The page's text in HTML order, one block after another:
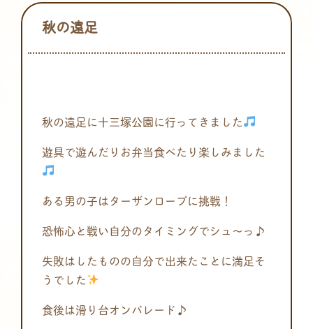
秋の遠足
秋の遠足に十三塚公園に行ってきました
遊具で遊んだりお弁当食べたり楽しみました
ある男の子はターザンロープに挑戦！
恐怖心と戦い自分のタイミングでシュ～っ♪
失敗はしたものの自分で出来たことに満足そ
うでした
食後は滑り台オンパレード♪